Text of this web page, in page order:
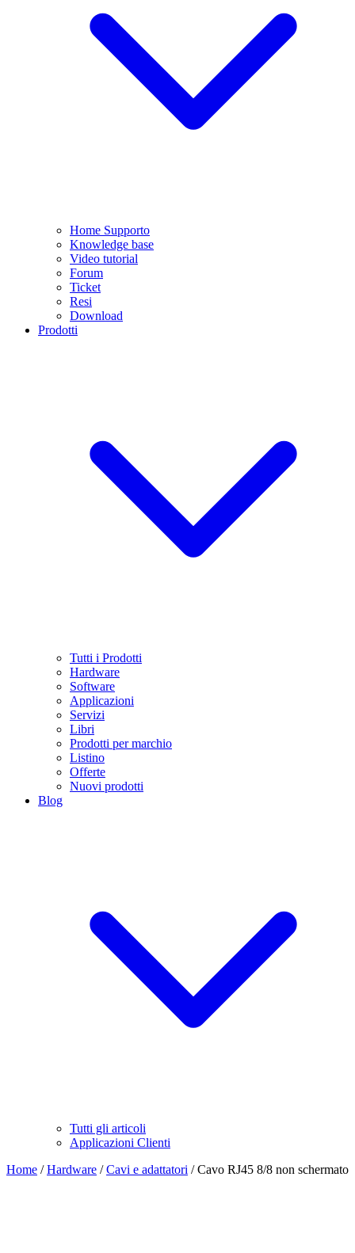
Home Supporto
Knowledge base
Video tutorial
Forum
Ticket
Resi
Download
Prodotti
Tutti i Prodotti
Hardware
Software
Applicazioni
Servizi
Libri
Prodotti per marchio
Listino
Offerte
Nuovi prodotti
Blog
Tutti gli articoli
Applicazioni Clienti
Home /Hardware /Cavi e adattatori / Cavo RJ45 8/8 non schermato